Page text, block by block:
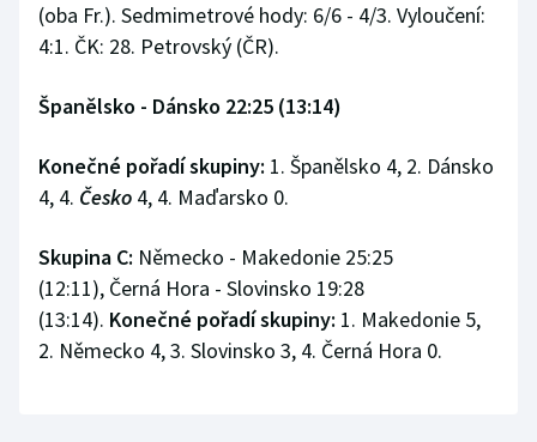
(oba Fr.). Sedmimetrové hody: 6/6 - 4/3. Vyloučení:
4:1. ČK: 28. Petrovský (ČR).
Španělsko - Dánsko 22:25 (13:14)
Konečné pořadí skupiny: 1. Španělsko 4, 2. Dánsko
4, 4. Česko 4, 4. Maďarsko 0.
Skupina C: Německo - Makedonie 25:25
(12:11), Černá Hora - Slovinsko 19:28
(13:14). Konečné pořadí skupiny: 1. Makedonie 5,
2. Německo 4, 3. Slovinsko 3, 4. Černá Hora 0.